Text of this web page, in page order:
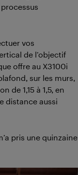
vos
de l’objectif
offre au X3100i
sur les murs,
de 1,15 à 1,5, en
distance aussi
pris une quinzaine